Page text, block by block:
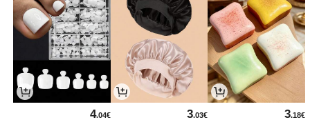
3.18€
3.03€
4.04€